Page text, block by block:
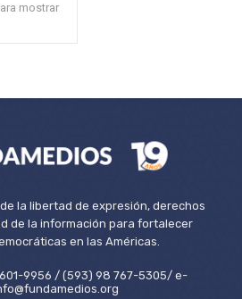
mostrar
la libertad de expresión, derechos
de la información para fortalecer
en las Américas.
9956 / (593) 98 767-5305/ e-